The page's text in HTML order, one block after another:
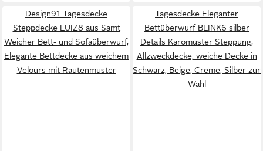
Design91 Tagesdecke
Steppdecke LUIZ8 aus Samt
Weicher Bett- und Sofaüberwurf,
Elegante Bettdecke aus weichem
Velours mit Rautenmuster
Tagesdecke Eleganter
Bettüberwurf BLINK6 silber
Details Karomuster Steppung,
Allzweckdecke, weiche Decke in
Schwarz, Beige, Creme, Silber zur
Wahl